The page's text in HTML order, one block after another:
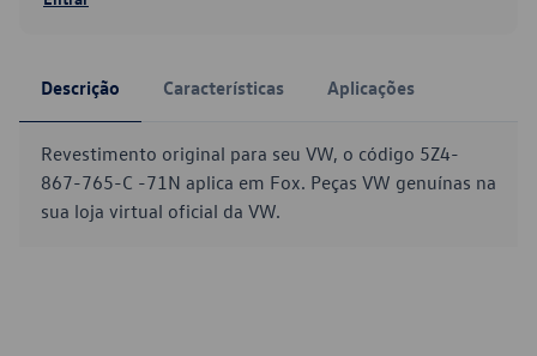
Descrição Características Aplicações
Revestimento original para seu VW, o código 5Z4-
867-765-C -71N aplica em Fox. Peças VW genuínas na
sua loja virtual oficial da VW.